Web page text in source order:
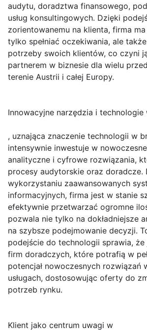
audytu, doradztwa finansowego,
usług konsultingowych. Dzięki
zorientowanemu na klienta, firma
tylko spełniać oczekiwania, ale
potrzeby swoich klientów, co czyni
partnerem w biznesie dla wielu
terenie Austrii i całej Europy.
Innowacyjne narzędzia i technologie
, uznająca znaczenie technologii w
intensywnie inwestuje w
analityczne i cyfrowe rozwiązania,
procesy audytorskie oraz doradcze.
wykorzystaniu zaawansowanych
informacyjnych, firma jest w stanie
efektywnie przetwarzać ogromne
pozwala nie tylko na dokładniejsze
na szybsze podejmowanie decyzji.
podejście do technologii sprawia, że
firm doradczych, które potrafią w
potencjał nowoczesnych rozwiązań
usługach, dostosowując oferty do
potrzeb rynku.
Klient jako centrum uwagi w